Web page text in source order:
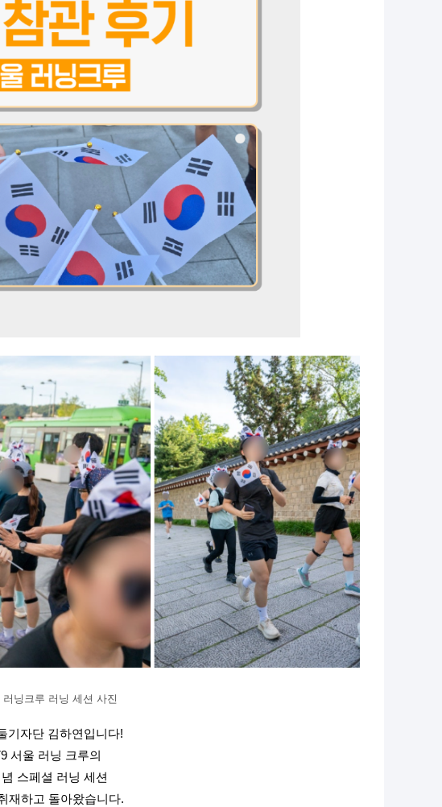
닝크루 러닝 세션 사진
기자단 김하연입니다!
서울 러닝 크루의
스페셜 러닝 세션
재하고 돌아왔습니다.